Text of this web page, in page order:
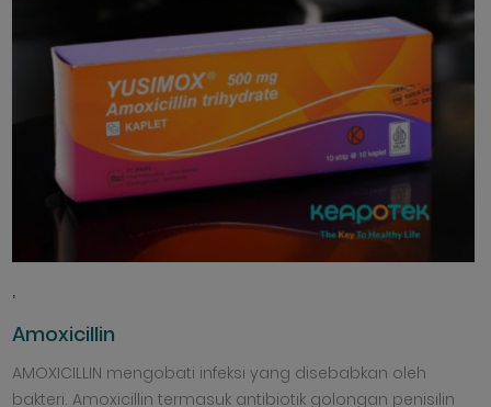
Amoxicillin
AMOXICILLIN mengobati infeksi yang disebabkan oleh
bakteri. Amoxicillin termasuk antibiotik golongan penisilin